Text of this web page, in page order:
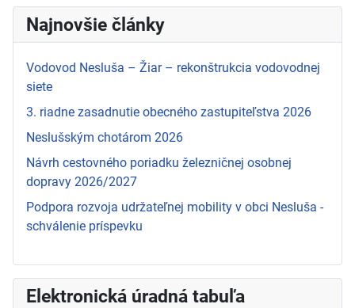
Najnovšie články
Vodovod Nesluša – Žiar – rekonštrukcia vodovodnej
siete
3. riadne zasadnutie obecného zastupiteľstva 2026
Neslušským chotárom 2026
Návrh cestovného poriadku železničnej osobnej
dopravy 2026/2027
Podpora rozvoja udržateľnej mobility v obci Nesluša -
schválenie príspevku
Elektronická úradná tabuľa